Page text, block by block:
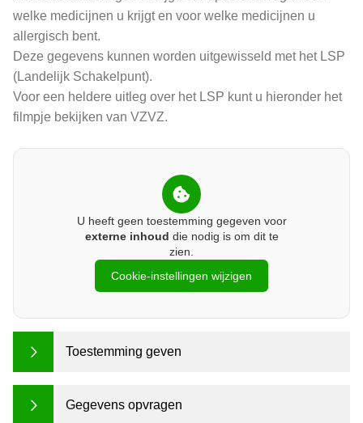
welke medicijnen u krijgt en voor welke medicijnen u
allergisch bent.
Deze gegevens kunnen worden uitgewisseld met het LSP
(Landelijk Schakelpunt).
Voor een heldere uitleg over het LSP kunt u hieronder het
filmpje bekijken van VZVZ.
U heeft geen toestemming gegeven voor
externe inhoud die nodig is om dit te
zien.
Cookie-instellingen wijzigen
Toestemming geven
Gegevens opvragen